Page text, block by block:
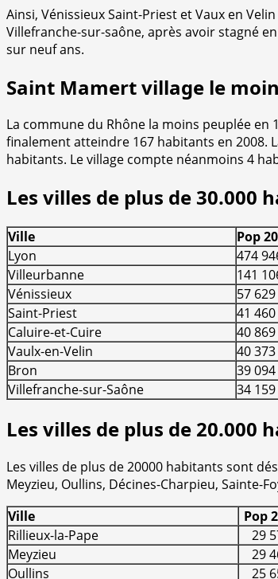
Ainsi, Vénissieux Saint-Priest et Vaux en
Villefranche-sur-saône, après avoir stagné
sur neuf ans.
Saint Mamert village le
La commune du Rhône la moins peuplée
finalement atteindre 167 habitants en 2008.
habitants. Le village compte néanmoins 4
Les villes de plus de 30.000
Ville Pop
Lyon
474
Villeurbanne
141
Vénissieux
57 629
Saint-Priest
41 460
Caluire-et-Cuire
40 869
Vaulx-en-Velin
40 373
Bron
39 094
Villefranche-sur-Saône
34 159
Les villes de plus de 20.000
Les villes de plus de 20000 habitants sont
Meyzieu, Oullins, Décines-Charpieu, Sainte-
Ville
Pop
Rillieux-la-Pape
29
Meyzieu
29
Oullins
25